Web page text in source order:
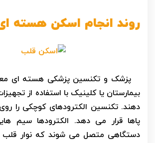
روند انجام اسکن هسته
پزشک و تکنسین پزشکی هسته ای
بیمارستان یا کلینیک با استفاده از
دهند. تکنسین الکترودهای کوچکی را روی
پاها قرار می دهد. الکترودها سیم
دستگاهی متصل می شوند که نوار قلب